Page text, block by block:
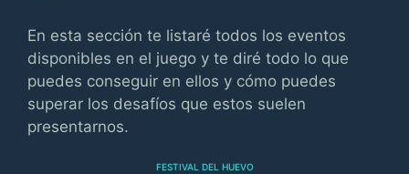
En esta sección te listaré todos los eventos
disponibles en el juego y te diré todo lo que
puedes conseguir en ellos y cómo puedes
superar los desafíos que estos suelen
presentarnos.
FESTIVAL DEL HUEVO